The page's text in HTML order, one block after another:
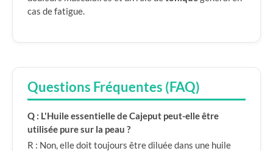
cas de fatigue.
Questions Fréquentes (FAQ)
Q : L'Huile essentielle de Cajeput peut-elle être
utilisée pure sur la peau ?
R : Non, elle doit toujours être diluée dans une huile